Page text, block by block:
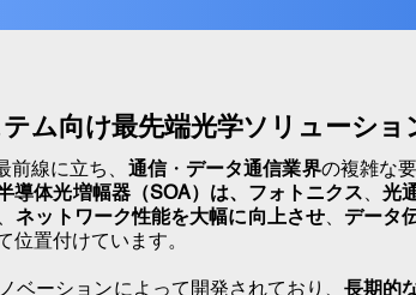
テム向け最先端光学ソリューショ
前線に立ち、 通信・ データ通信業界の複雑な
導体光増幅器（SOA）は、 フォトニクス、 光
ネットワーク性能を大幅に向上させ、 データ
位置付けています。
ベーションによって開発されており、 長期的